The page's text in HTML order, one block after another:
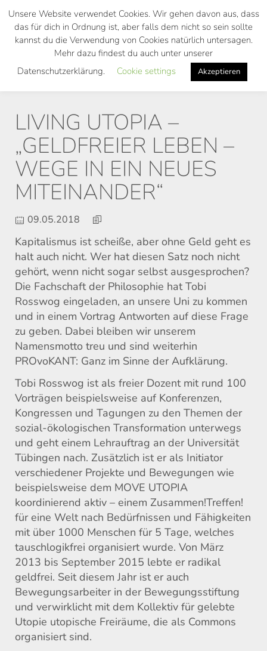
Skip
main
LIVING UTOPIA –
„GELDFREIER LEBEN –
WEGE IN EIN NEUES
MITEINANDER“
09.05.2018
Kapitalismus ist scheiße, aber ohne Geld geht es
halt auch nicht. Wer hat diesen Satz noch nicht
gehört, wenn nicht sogar selbst ausgesprochen?
Die Fachschaft der Philosophie hat Tobi
Rosswog eingeladen, an unsere Uni zu kommen
und in einem Vortrag Antworten auf diese Frage
zu geben. Dabei bleiben wir unserem
Namensmotto treu und sind weiterhin
PROvoKANT: Ganz im Sinne der Aufklärung.
Tobi Rosswog ist als freier Dozent mit rund 100
Vorträgen beispielsweise auf Konferenzen,
Kongressen und Tagungen zu den Themen der
sozial-ökologischen Transformation unterwegs
und geht einem Lehrauftrag an der Universität
Tübingen nach. Zusätzlich ist er als Initiator
verschiedener Projekte und Bewegungen wie
beispielsweise dem MOVE UTOPIA
koordinierend aktiv – einem Zusammen!Treffen!
für eine Welt nach Bedürfnissen und Fähigkeiten
mit über 1000 Menschen für 5 Tage, welches
tauschlogikfrei organisiert wurde. Von März
2013 bis September 2015 lebte er radikal
geldfrei. Seit diesem Jahr ist er auch
Bewegungsarbeiter in der Bewegungsstiftung
und verwirklicht mit dem Kollektiv für gelebte
Utopie utopische Freiräume, die als Commons
organisiert sind.
Unsere Website verwendet Cookies. Wir gehen davon aus, dass
das für dich in Ordnung ist, aber falls dem nicht so sein sollte
kannst du die Verwendung von Cookies natürlich untersagen.
Mehr dazu findest du auch unter unserer
Datenschutzerklärung.
Cookie settings Akzeptieren